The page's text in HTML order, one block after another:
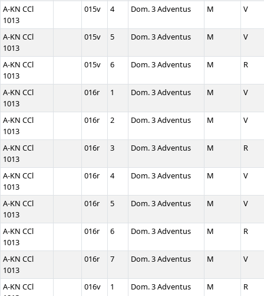
A-KN CCl
1013
015v 4 Dom. 3 Adventus M V
A-KN CCl
1013
015v 5 Dom. 3 Adventus M V
A-KN CCl
1013
015v 6 Dom. 3 Adventus M R
A-KN CCl
1013
016r 1 Dom. 3 Adventus M V
A-KN CCl
1013
016r 2 Dom. 3 Adventus M V
A-KN CCl
1013
016r 3 Dom. 3 Adventus M R
A-KN CCl
1013
016r 4 Dom. 3 Adventus M V
A-KN CCl
1013
016r 5 Dom. 3 Adventus M V
A-KN CCl
1013
016r 6 Dom. 3 Adventus M R
A-KN CCl
1013
016r 7 Dom. 3 Adventus M V
A-KN CCl
016v 1 Dom. 3 Adventus M R